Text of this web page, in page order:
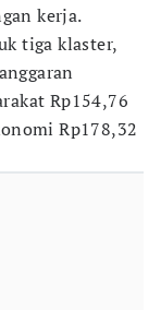
kerja.
tiga klaster,
Rp154,76
Rp178,32